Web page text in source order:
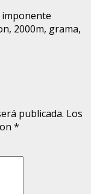
imponente
2000m, grama,
publicada. Los
*